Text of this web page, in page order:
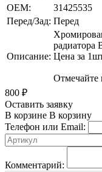
OEM:
31425535
Перед/Зад: Перед
Описание:
радиатора
Цена за
Отмечайте
800 ₽
Оставить заявку
В корзине В корзину
Телефон или Email:
Комментарий: